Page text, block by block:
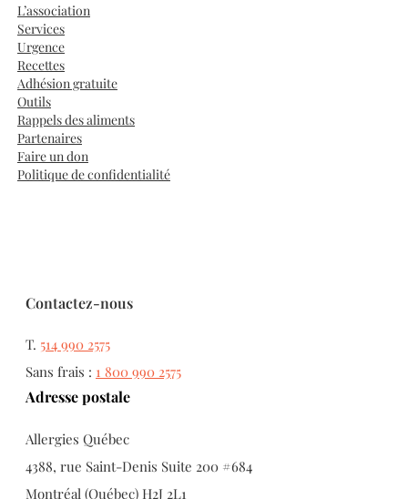
L’association
Services
Urgence
Recettes
Adhésion gratuite
Outils
Rappels des aliments
Partenaires
Faire un don
Politique de confidentialité
Contactez-nous
T. 514 990 2575
Sans frais : 1 800 990 2575
Adresse postale
Allergies Québec
4388, rue Saint-Denis Suite 200 #684
Montréal (Québec) H2J 2L1